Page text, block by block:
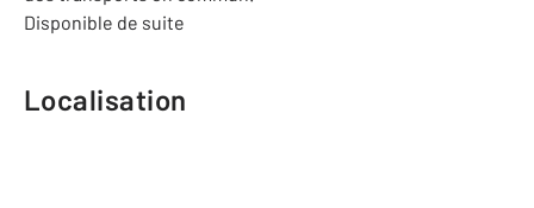
Disponible de suite
Localisation